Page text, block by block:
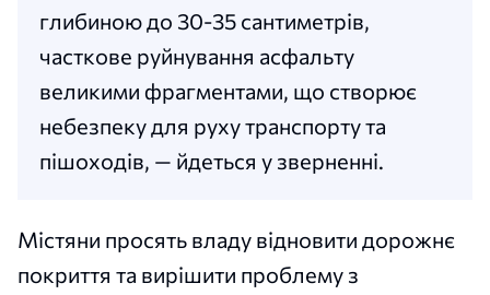
глибиною до 30-35 сантиметрів,
часткове руйнування асфальту
великими фрагментами, що створює
небезпеку для руху транспорту та
пішоходів, — йдеться у зверненні.
Містяни просять владу відновити дорожнє
покриття та вирішити проблему з